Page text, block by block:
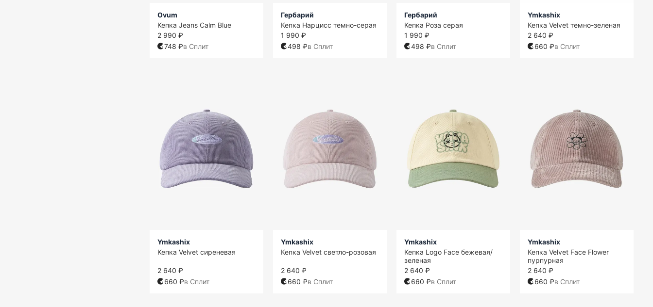
Ovum
Кепка Jeans Calm Blue
2 990 ₽
748 ₽в Сплит
Гербарий
Кепка Нарцисс темно-серая
1 990 ₽
498 ₽в Сплит
Гербарий
Кепка Роза серая
1 990 ₽
498 ₽в Сплит
Ymkashix
Кепка Velvet темно-зеленая
2 640 ₽
660 ₽в Сплит
Ymkashix
Кепка Velvet сиреневая
2 640 ₽
660 ₽в Сплит
Ymkashix
Кепка Velvet светло-розовая
2 640 ₽
660 ₽в Сплит
Ymkashix
Кепка Logo Face бежевая/
зеленая
2 640 ₽
660 ₽в Сплит
Ymkashix
Кепка Velvet Face Flower
пурпурная
2 640 ₽
660 ₽в Сплит